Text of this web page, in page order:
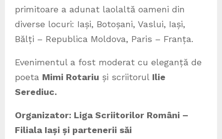
primitoare a adunat laolaltă oameni din
diverse locuri: Iași, Botoșani, Vaslui, Iași,
Bălți – Republica Moldova, Paris – Franța.
Evenimentul a fost moderat cu eleganță de
poeta Mimi Rotariu și scriitorul Ilie
Serediuc.
Organizator: Liga Scriitorilor Români –
Filiala Iași și partenerii săi